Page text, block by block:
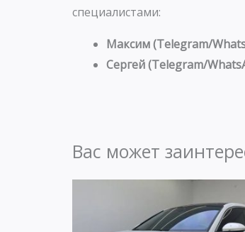
специалистами:
Максим (Telegram/
Сергей (Telegram/
Вас может